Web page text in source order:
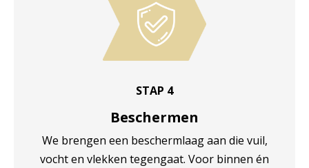
STAP 4
Beschermen
We brengen een beschermlaag aan die vuil,
vocht en vlekken tegengaat. Voor binnen én